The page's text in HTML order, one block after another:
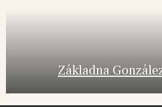
Základna